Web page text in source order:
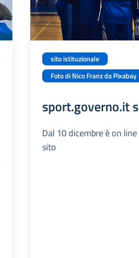
sito istituzionale
Foto di Nico Franz da Pixabay
sport.governo.it
Dal 10 dicembre è on
sito